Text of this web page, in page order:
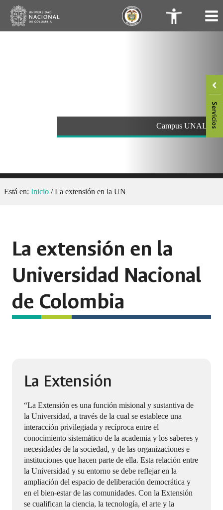
Saltar
contenido
. .
Campus UNAL
Está en: Inicio /La extensión en la UN
La extensión en la
Universidad Nacional
de Colombia
La Extensión
“La Extensión es una función misional y sustantiva de
la Universidad, a través de la cual se establece una
interacción privilegiada y recíproca entre el
conocimiento sistemático de la academia y los saberes y
necesidades de la sociedad, y de las organizaciones e
instituciones que hacen parte de ella. Esta relación entre
la Universidad y su entorno se debe reflejar en la
ampliación del espacio de deliberación democrática y
en el bien-estar de las comunidades. Con la Extensión
se cualifican la ciencia, la tecnología, el arte y la